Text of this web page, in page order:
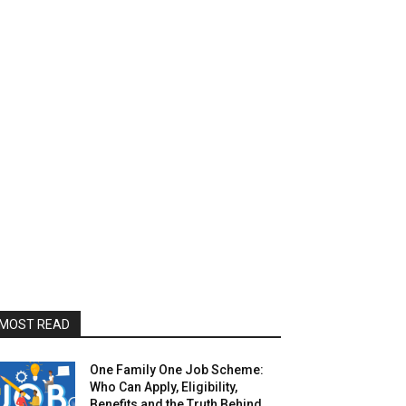
READ
One Family One Job Scheme:
Who Can Apply, Eligibility,